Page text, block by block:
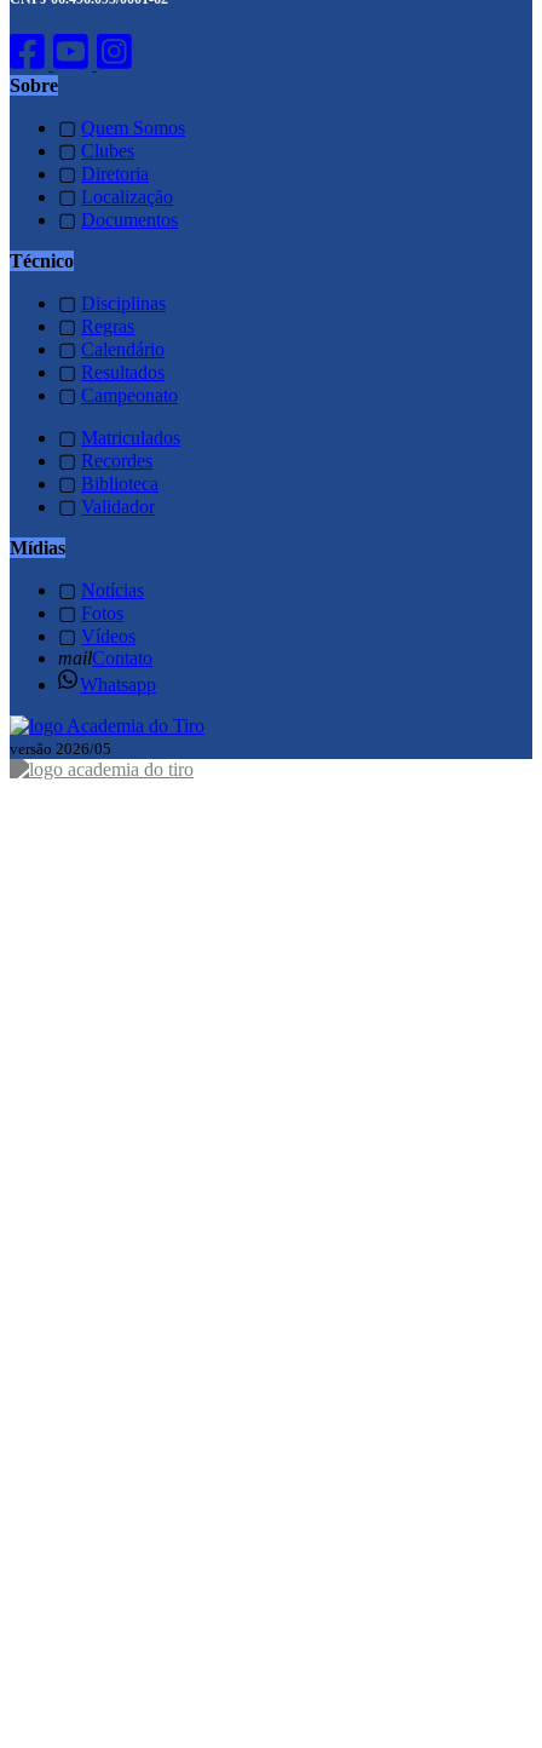
Sobre
▢ Quem Somos
▢ Clubes
▢ Diretoria
▢ Localização
▢ Documentos
Técnico
▢ Disciplinas
▢ Regras
▢ Calendário
▢ Resultados
▢ Campeonato
▢ Matriculados
▢ Recordes
▢ Biblioteca
▢ Validador
Mídias
▢ Notícias
▢ Fotos
▢ Vídeos
mailContato
Whatsapp
versão 2026/05